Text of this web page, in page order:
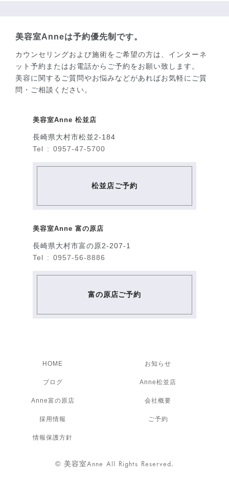
美容室Anneは予約優先制です。
カウンセリングおよび施術をご希望の方は、インターネ
ット予約またはお電話からご予約をお願い致します。
美容に関するご質問やお悩みなどがあればお気軽にご質
問・ご相談ください。
美容室Anne 松並店
長崎県大村市松並2-184
Tel : 0957-47-5700
松並店ご予約
美容室Anne 富の原店
長崎県大村市富の原2-207-1
Tel : 0957-56-8886
富の原店ご予約
HOME お知らせ
ブログ Anne松並店
Anne富の原店 会社概要
採用情報 ご予約
情報保護方針
© 美容室Anne All Rights Reserved.